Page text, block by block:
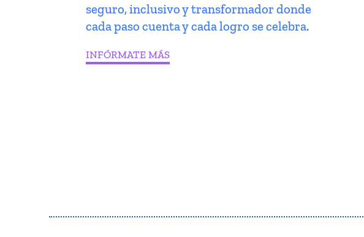
seguro, inclusivo y transformador donde
cada paso cuenta y cada logro se celebra.
INFÓRMATE MÁS